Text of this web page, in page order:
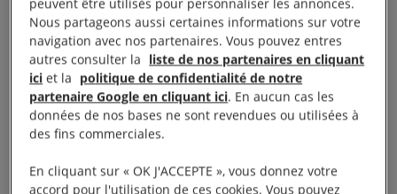
Connexion
Votre adresse email (obligatoire)
peuvent être utilisés pour personnaliser les annonces.
Nous partageons aussi certaines informations sur votre
navigation avec nos partenaires. Vous pouvez entres
autres consulter la liste de nos partenaires en cliquant
ici et la politique de confidentialité de notre
partenaire Google en cliquant ici. En aucun cas les
données de nos bases ne sont revendues ou utilisées à
des fins commerciales.
En cliquant sur « OK J'ACCEPTE », vous donnez votre
accord pour l'utilisation de ces cookies. Vous pouvez